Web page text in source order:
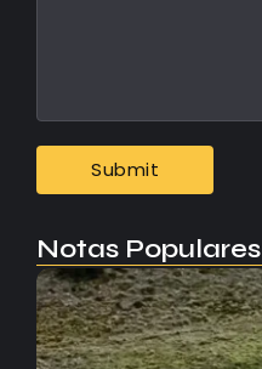
Notas Populares